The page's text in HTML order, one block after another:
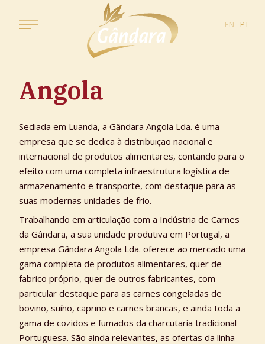
EN PT
Angola
Sediada em Luanda, a Gândara Angola Lda. é uma
empresa que se dedica à distribuição nacional e
internacional de produtos alimentares, contando para o
efeito com uma completa infraestrutura logística de
armazenamento e transporte, com destaque para as
suas modernas unidades de frio.
Trabalhando em articulação com a Indústria de Carnes
da Gândara, a sua unidade produtiva em Portugal, a
empresa Gândara Angola Lda. oferece ao mercado uma
gama completa de produtos alimentares, quer de
fabrico próprio, quer de outros fabricantes, com
particular destaque para as carnes congeladas de
bovino, suíno, caprino e carnes brancas, e ainda toda a
gama de cozidos e fumados da charcutaria tradicional
Portuguesa. São ainda relevantes, as ofertas da linha